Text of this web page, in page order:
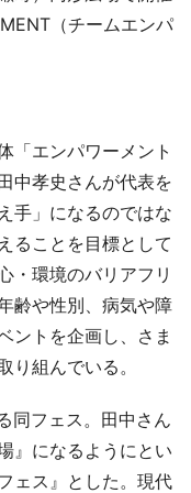
（チームエンパ
「エンパワーメント
中孝史さんが代表を
手」になるのではな
ることを目標として
・環境のバリアフリ
齢や性別、病気や障
ントを企画し、さま
り組んでいる。
同フェス。田中さん
』になるようにとい
ェス』とした。現代